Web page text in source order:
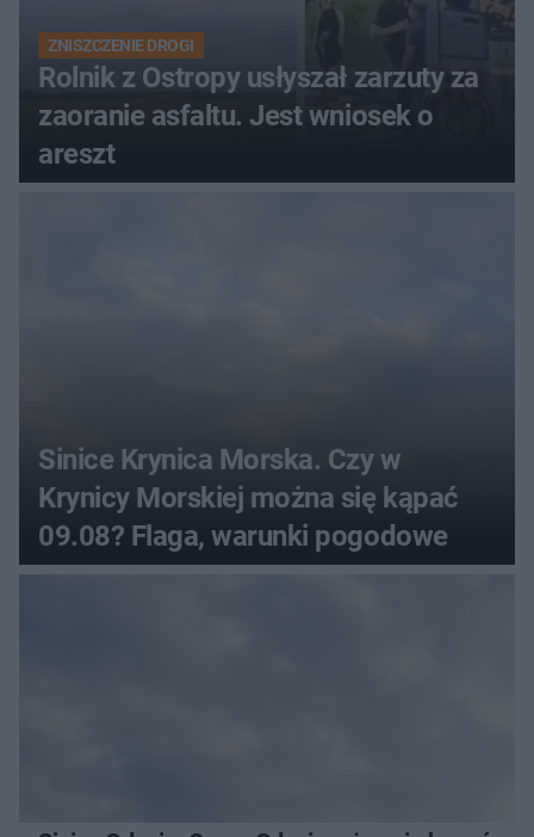
ZNISZCZENIE DROGI
Rolnik z Ostropy usłyszał zarzuty za
zaoranie asfaltu. Jest wniosek o
areszt
Sinice Krynica Morska. Czy w
Krynicy Morskiej można się kąpać
09.08? Flaga, warunki pogodowe